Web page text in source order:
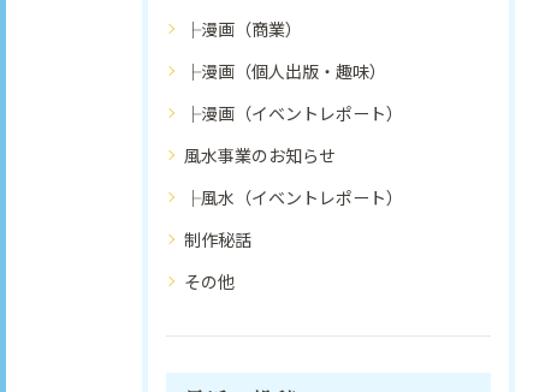
├漫画（商業）
├漫画（個人出版・趣味）
├漫画（イベントレポート）
風水事業のお知らせ
├風水（イベントレポート）
制作秘話
その他